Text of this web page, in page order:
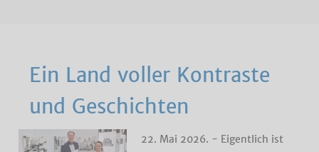
Ein Land voller Kontraste
und Geschichten
22. Mai 2026. - Eigentlich ist